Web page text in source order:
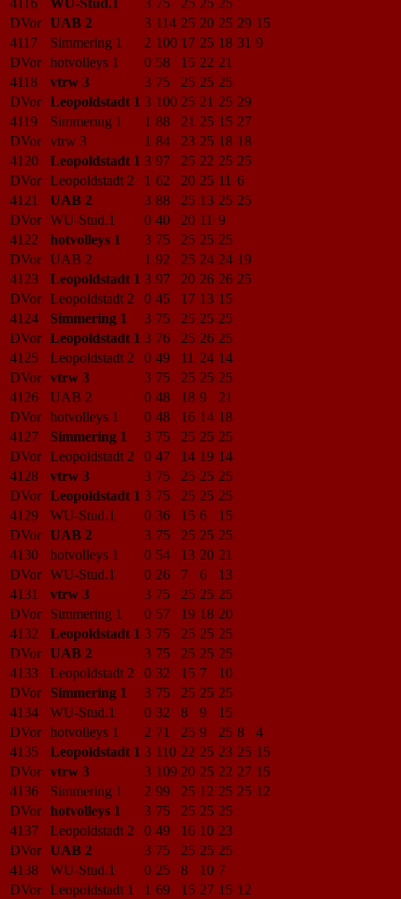
4116 WU-Stud.1 3 75 25 25 25
DVor UAB 2 3 114 25 20 25 29 15
4117
Simmering 1 2 100 17 25 18 31 9
DVor hotvolleys 1 0 58 15 22 21
4118
vtrw 3 3 75 25 25 25
DVor Leopoldstadt 1 3 100 25 21 25 29
4119
Simmering 1 1 88 21 25 15 27
DVor vtrw 3 1 84 23 25 18 18
4120
Leopoldstadt 1 3 97 25 22 25 25
DVor Leopoldstadt 2 1 62 20 25 11 6
4121
UAB 2 3 88 25 13 25 25
DVor WU-Stud.1 0 40 20 11 9
4122
hotvolleys 1 3 75 25 25 25
DVor UAB 2 1 92 25 24 24 19
4123
Leopoldstadt 1 3 97 20 26 26 25
DVor Leopoldstadt 2 0 45 17 13 15
4124
Simmering 1 3 75 25 25 25
DVor Leopoldstadt 1 3 76 25 26 25
4125
Leopoldstadt 2 0 49 11 24 14
DVor vtrw 3 3 75 25 25 25
4126
UAB 2 0 48 18 9
21
DVor hotvolleys 1 0 48 16 14 18
4127
Simmering 1 3 75 25 25 25
DVor Leopoldstadt 2 0 47 14 19 14
4128
vtrw 3 3 75 25 25 25
DVor Leopoldstadt 1 3 75 25 25 25
4129
WU-Stud.1 0 36 15 6
15
DVor UAB 2 3 75 25 25 25
4130
hotvolleys 1 0 54 13 20 21
DVor WU-Stud.1 0 26 7 6
13
4131
vtrw 3 3 75 25 25 25
DVor
Simmering 1 0 57 19 18 20
4132
Leopoldstadt 1 3 75 25 25 25
DVor UAB 2 3 75 25 25 25
4133
Leopoldstadt 2 0 32 15 7
10
DVor
Simmering 1 3 75 25 25 25
4134
WU-Stud.1 0 32 8 9
15
DVor hotvolleys 1 2 71 25 9 25 8
4
4135
Leopoldstadt 1 3 110 22 25 23 25 15
DVor vtrw 3 3 109 20 25 22 27 15
4136
Simmering 1 2 99 25 12 25 25 12
DVor hotvolleys 1 3 75 25 25 25
4137
Leopoldstadt 2 0 49 16 10 23
DVor UAB 2 3 75 25 25 25
4138
WU-Stud.1 0 25 8 10 7
DVor Leopoldstadt 1 1 69 15 27 15 12